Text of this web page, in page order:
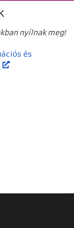
nyílnak meg!
és